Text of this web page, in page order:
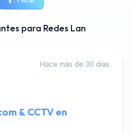
para Redes Lan
Hace más de 30 días.
& CCTV en